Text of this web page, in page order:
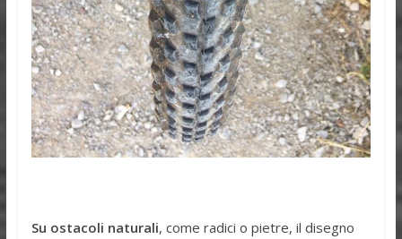
Su ostacoli naturali, come radici o pietre, il disegno